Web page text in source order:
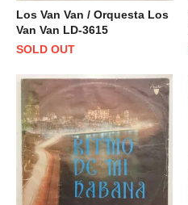
Los Van Van / Orquesta Los
Van Van LD-3615
SOLD OUT